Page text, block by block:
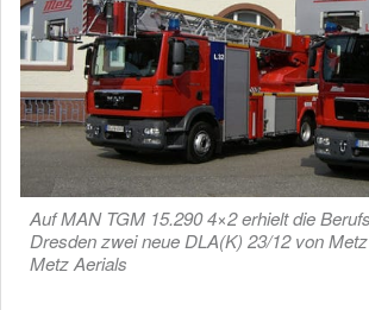
Auf MAN TGM 15.290 4×2 erhielt die
Dresden zwei neue DLA(K) 23/12 von
Metz Aerials